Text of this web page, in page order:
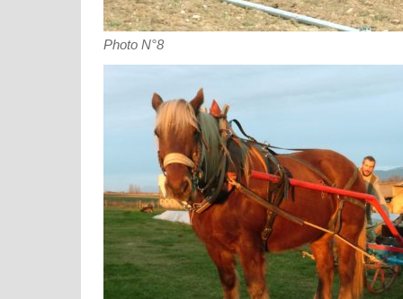
Photo N°8